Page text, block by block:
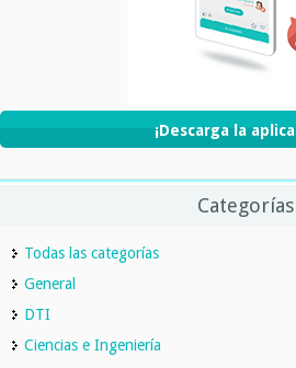
¡Descarga la
Categorías
Todas las categorías
General
DTI
Ciencias e Ingeniería